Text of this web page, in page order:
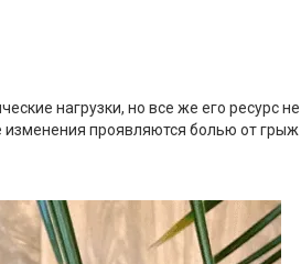
нагрузки, но все же его ресурс
проявляются болью от